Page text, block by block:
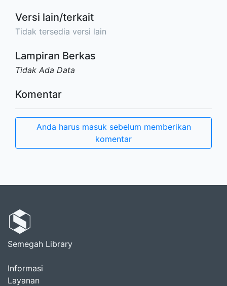
Versi lain/terkait
Tidak tersedia versi lain
Lampiran Berkas
Tidak Ada Data
Komentar
Anda harus masuk sebelum memberikan
komentar
Semegah Library
Informasi
Layanan